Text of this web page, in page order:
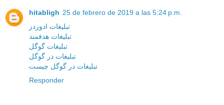
hitabligh 25 de febrero de 2019 a las 5:24 p.m.
تبلیغات ادوردز
تبلیغات هدفمند
تبلیغات گوگل
تبلیغات در گوگل
تبلیغات در گوگل چیست
Responder